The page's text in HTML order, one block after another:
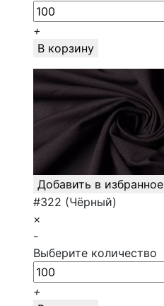
+
В корзину
Добавить в избранное
#322 (Чёрный)
×
-
Выберите количество
+